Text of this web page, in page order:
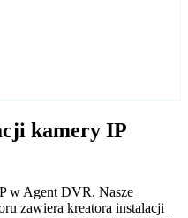
kamery IP
w Agent DVR. Nasze
zawiera kreatora instalacji